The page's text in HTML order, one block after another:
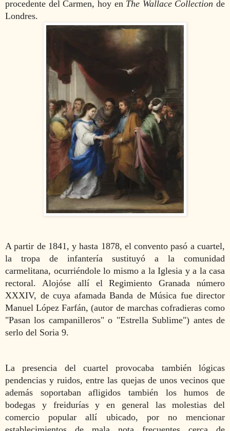
procedente del Carmen, hoy en The Wallace Collection de
Londres.
A partir de 1841, y hasta 1878, el convento pasó a cuartel,
la tropa de infantería sustituyó a la comunidad
carmelitana, ocurriéndole lo mismo a la Iglesia y a la casa
rectoral. Alojóse allí el Regimiento Granada número
XXXIV, de cuya afamada Banda de Música fue director
Manuel López Farfán, (autor de marchas cofradieras como
"Pasan los campanilleros" o "Estrella Sublime") antes de
serlo del Soria 9.
La presencia del cuartel provocaba también lógicas
pendencias y ruidos, entre las quejas de unos vecinos que
además soportaban afligidos también los humos de
bodegas y freidurías y en general las molestias del
comercio popular allí ubicado, por no mencionar